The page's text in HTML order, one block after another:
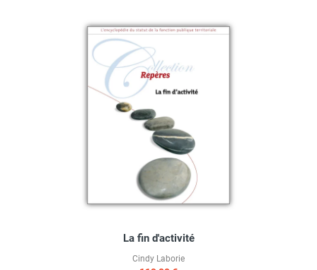
La fin d'activité
Cindy Laborie